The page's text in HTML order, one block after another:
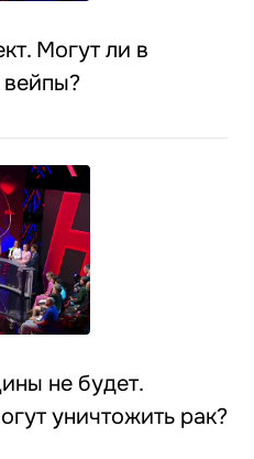
Могут ли в
вейпы?
не будет.
уничтожить рак?